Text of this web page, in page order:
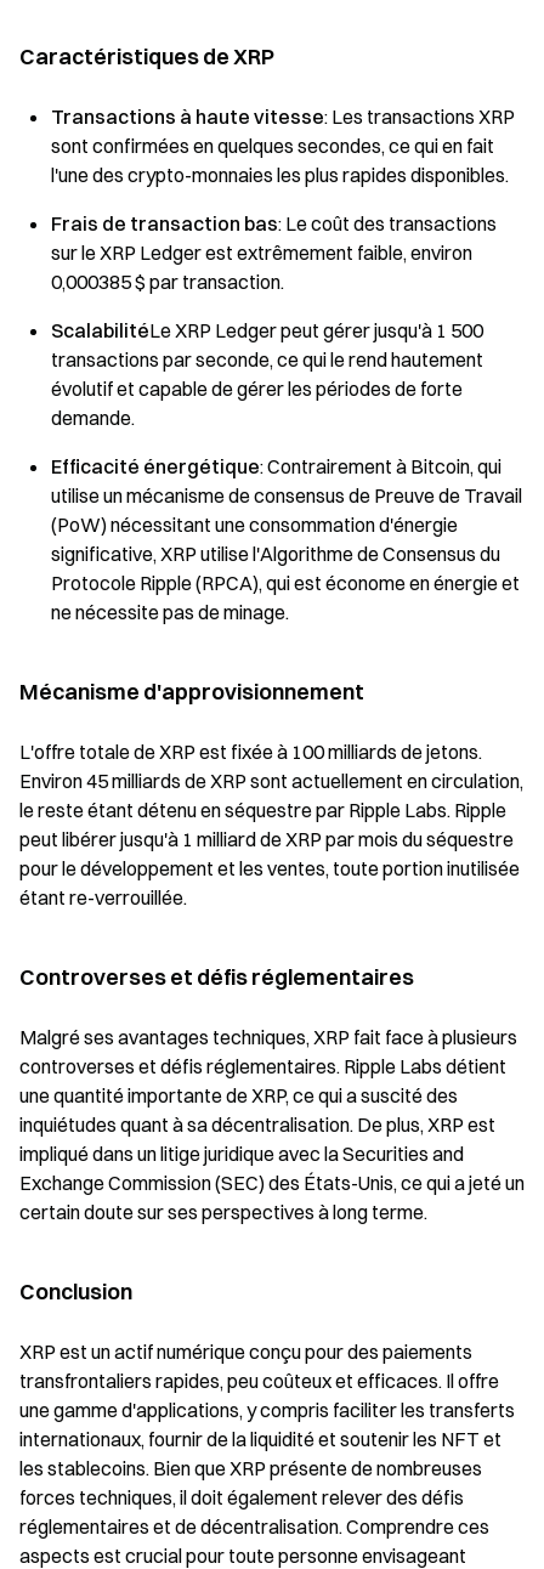
Caractéristiques de XRP
Transactions à haute vitesse: Les transactions XRP
sont confirmées en quelques secondes, ce qui en fait
l'une des crypto-monnaies les plus rapides disponibles.
Frais de transaction bas: Le coût des transactions
sur le XRP Ledger est extrêmement faible, environ
0,000385 $ par transaction.
ScalabilitéLe XRP Ledger peut gérer jusqu'à 1 500
transactions par seconde, ce qui le rend hautement
évolutif et capable de gérer les périodes de forte
demande.
Efficacité énergétique: Contrairement à Bitcoin, qui
utilise un mécanisme de consensus de Preuve de Travail
(PoW) nécessitant une consommation d'énergie
significative, XRP utilise l'Algorithme de Consensus du
Protocole Ripple (RPCA), qui est économe en énergie et
ne nécessite pas de minage.
Mécanisme d'approvisionnement
L'offre totale de XRP est fixée à 100 milliards de jetons.
Environ 45 milliards de XRP sont actuellement en circulation,
le reste étant détenu en séquestre par Ripple Labs. Ripple
peut libérer jusqu'à 1 milliard de XRP par mois du séquestre
pour le développement et les ventes, toute portion inutilisée
étant re-verrouillée.
Controverses et défis réglementaires
Malgré ses avantages techniques, XRP fait face à plusieurs
controverses et défis réglementaires. Ripple Labs détient
une quantité importante de XRP, ce qui a suscité des
inquiétudes quant à sa décentralisation. De plus, XRP est
impliqué dans un litige juridique avec la Securities and
Exchange Commission (SEC) des États-Unis, ce qui a jeté un
certain doute sur ses perspectives à long terme.
Conclusion
XRP est un actif numérique conçu pour des paiements
transfrontaliers rapides, peu coûteux et efficaces. Il offre
une gamme d'applications, y compris faciliter les transferts
internationaux, fournir de la liquidité et soutenir les NFT et
les stablecoins. Bien que XRP présente de nombreuses
forces techniques, il doit également relever des défis
réglementaires et de décentralisation. Comprendre ces
aspects est crucial pour toute personne envisageant